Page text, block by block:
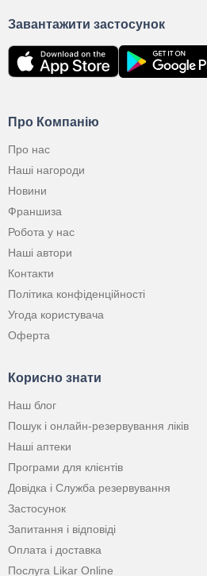
Про Компанію
Про нас
Наші нагороди
Новини
Франшиза
Робота у нас
Наші автори
Контакти
Політика конфіденційності
Угода користувача
Оферта
Корисно знати
Наш блог
Пошук і онлайн-резервування ліків
Наші аптеки
Програми для клієнтів
Довідка і Служба резервування
Застосунок
Запитання і відповіді
Оплата і доставка
Послуга Likar Online
Завантажити застосунок